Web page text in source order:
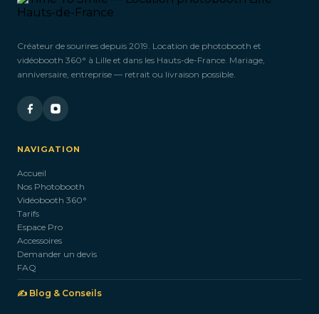
Créateur de sourires depuis 2019. Location de photobooth et
vidéobooth 360° à Lille et dans les Hauts-de-France. Mariage,
anniversaire, entreprise — retrait ou livraison possible.
NAVIGATION
Accueil
Nos Photobooth
Vidéobooth 360°
Tarifs
Espace Pro
Accessoires
Demander un devis
FAQ
✍️ Blog & Conseils